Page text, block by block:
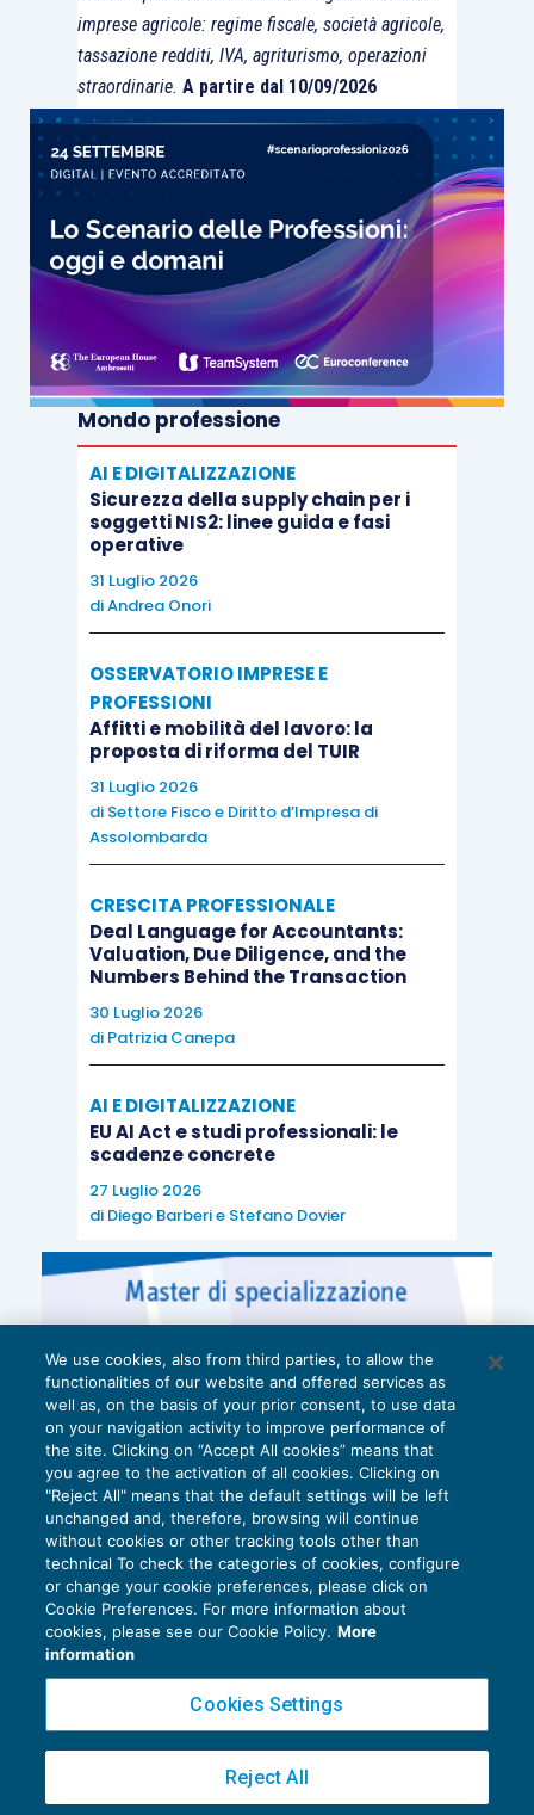
imprese agricole: regime fiscale, società agricole,
tassazione redditi, IVA, agriturismo, operazioni
straordinarie. A partire dal 10/09/2026
Mondo professione
AI E DIGITALIZZAZIONE
Sicurezza della supply chain per i
soggetti NIS2: linee guida e fasi
operative
31 Luglio 2026
diAndrea Onori
OSSERVATORIO IMPRESE E
PROFESSIONI
Affitti e mobilità del lavoro: la
proposta di riforma del TUIR
31 Luglio 2026
di Settore Fisco e Diritto d’Impresa di
Assolombarda
CRESCITA PROFESSIONALE
Deal Language for Accountants:
Valuation, Due Diligence, and the
Numbers Behind the Transaction
30 Luglio 2026
di Patrizia Canepa
AI E DIGITALIZZAZIONE
EU AI Act e studi professionali: le
scadenze concrete
27 Luglio 2026
di Diego Barberie Stefano Dovier
Privacy Policy
Cookie Policy
Copyright 2016 ©Gruppo Euroconference S.p.A.v2.32.2
Piazza Luigi Einaudi, 10N01 - 20124 Milano - info@ecnews.it
We use cookies, also from third parties, to allow the
functionalities of our website and offered services as
well as, on the basis of your prior consent, to use data
on your navigation activity to improve performance of
the site. Clicking on “Accept All cookies” means that
you agree to the activation of all cookies. Clicking on
"Reject All" means that the default settings will be left
unchanged and, therefore, browsing will continue
without cookies or other tracking tools other than
technical To check the categories of cookies, configure
or change your cookie preferences, please click on
Cookie Preferences. For more information about
cookies, please see our Cookie Policy. More
information
Cookies Settings
Reject All